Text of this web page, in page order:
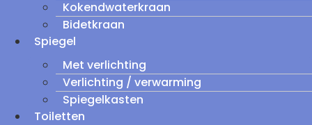
Kokendwaterkraan
Bidetkraan
Spiegel
Met verlichting
Verlichting / verwarming
Spiegelkasten
Toiletten